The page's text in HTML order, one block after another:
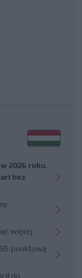
2026 roku.
bez
więcej
punktową
do